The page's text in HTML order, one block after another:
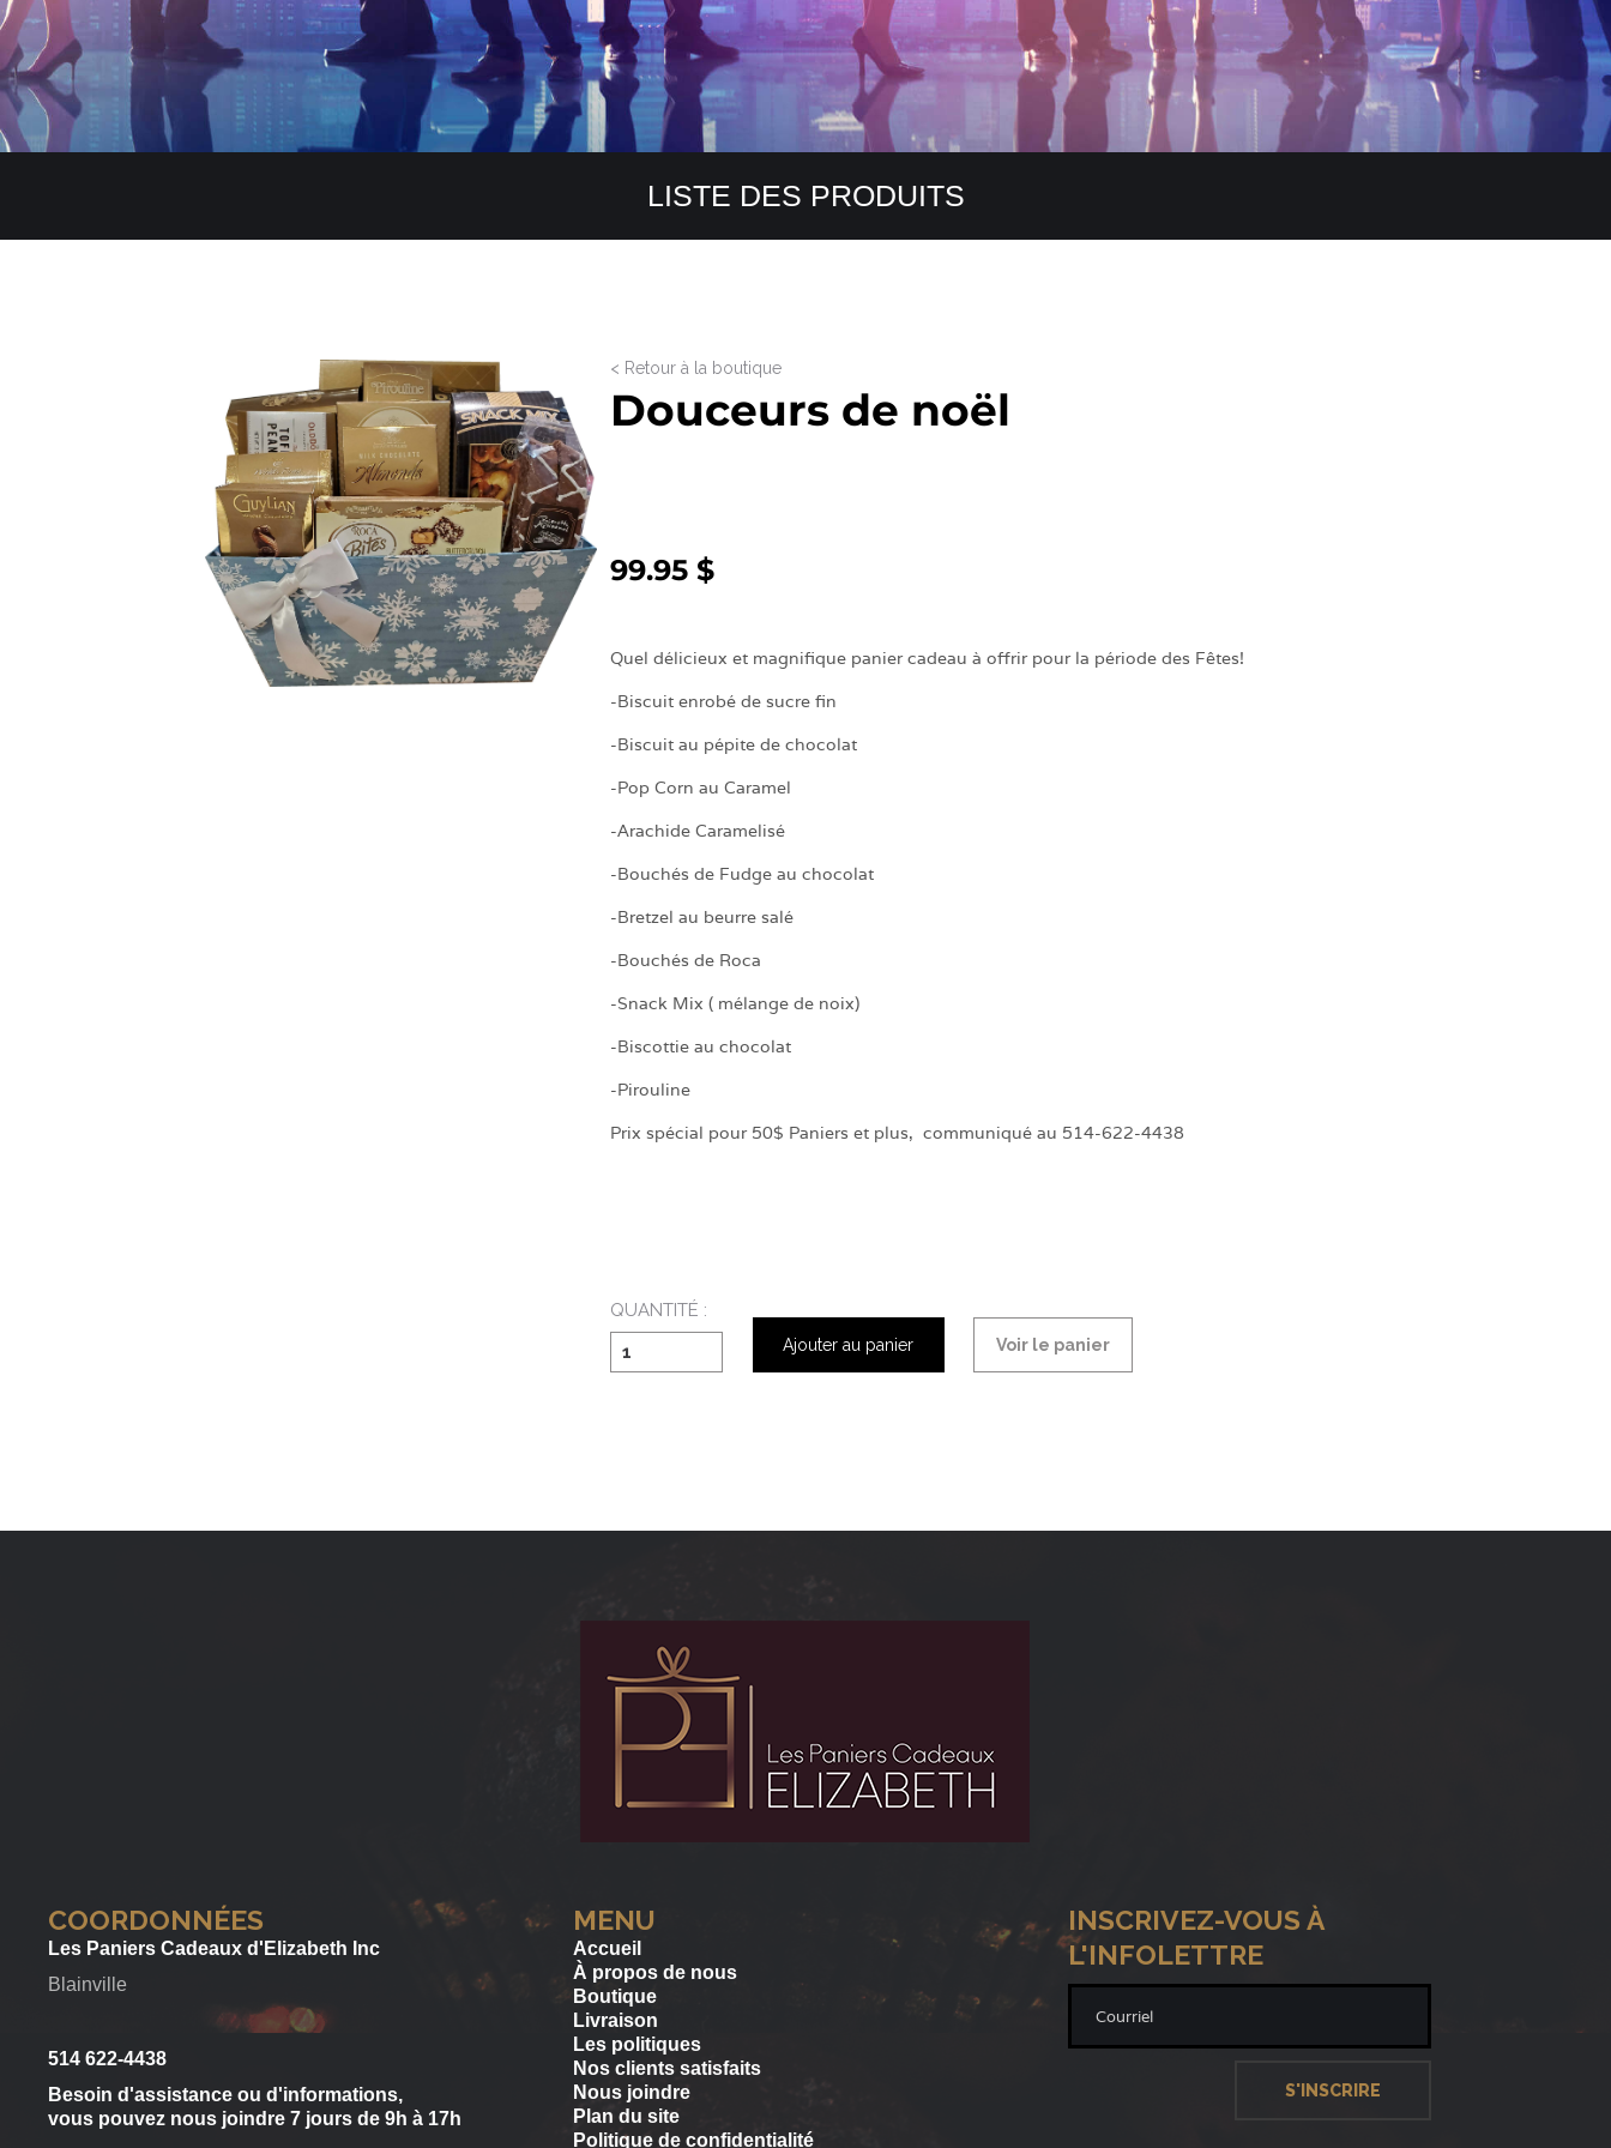
LISTE DES PRODUITS
< Retour à la boutique
Douceurs de noël
99.95 $
Quel délicieux et magnifique panier cadeau à offrir pour la période des Fêtes!
-Biscuit enrobé de sucre fin
-Biscuit au pépite de chocolat
-Pop Corn au Caramel
-Arachide Caramelisé
-Bouchés de Fudge au chocolat
-Bretzel au beurre salé
-Bouchés de Roca
-Snack Mix ( mélange de noix)
-Biscottie au chocolat
-Pirouline
Prix spécial pour 50$ Paniers et plus, communiqué au 514-622-4438
QUANTITÉ :
Ajouter au panier Voir le panier
COORDONNÉES
Les Paniers Cadeaux d'Elizabeth Inc
Blainville
514 622-4438
Besoin d'assistance ou d'informations,
vous pouvez nous joindre 7 jours de 9h à 17h
MENU
Accueil
À propos de nous
Boutique
Livraison
Les politiques
Nos clients satisfaits
Nous joindre
Plan du site
Politique de confidentialité
INSCRIVEZ-VOUS À
L'INFOLETTRE